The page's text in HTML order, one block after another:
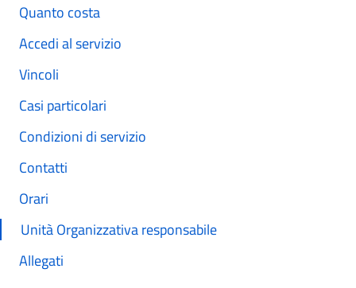
Quanto costa
Accedi al servizio
Vincoli
Casi particolari
Condizioni di servizio
Contatti
Orari
Unità Organizzativa responsabile
Allegati